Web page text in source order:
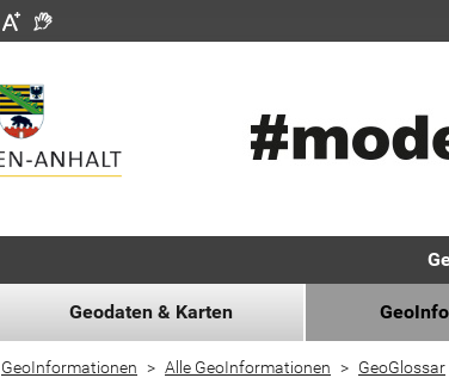
Geodaten & Karten
GeoInformationen Alle GeoInformationen GeoGlossar